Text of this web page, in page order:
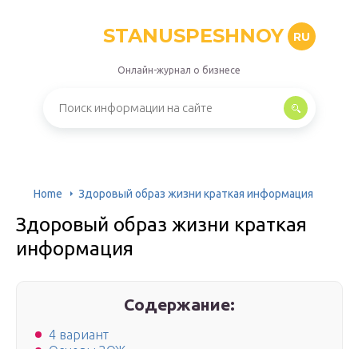
STANUSPESHNOY RU
Онлайн-журнал о бизнесе
Home Здоровый образ жизни краткая информация
Здоровый образ жизни краткая
информация
Содержание:
4 вариант